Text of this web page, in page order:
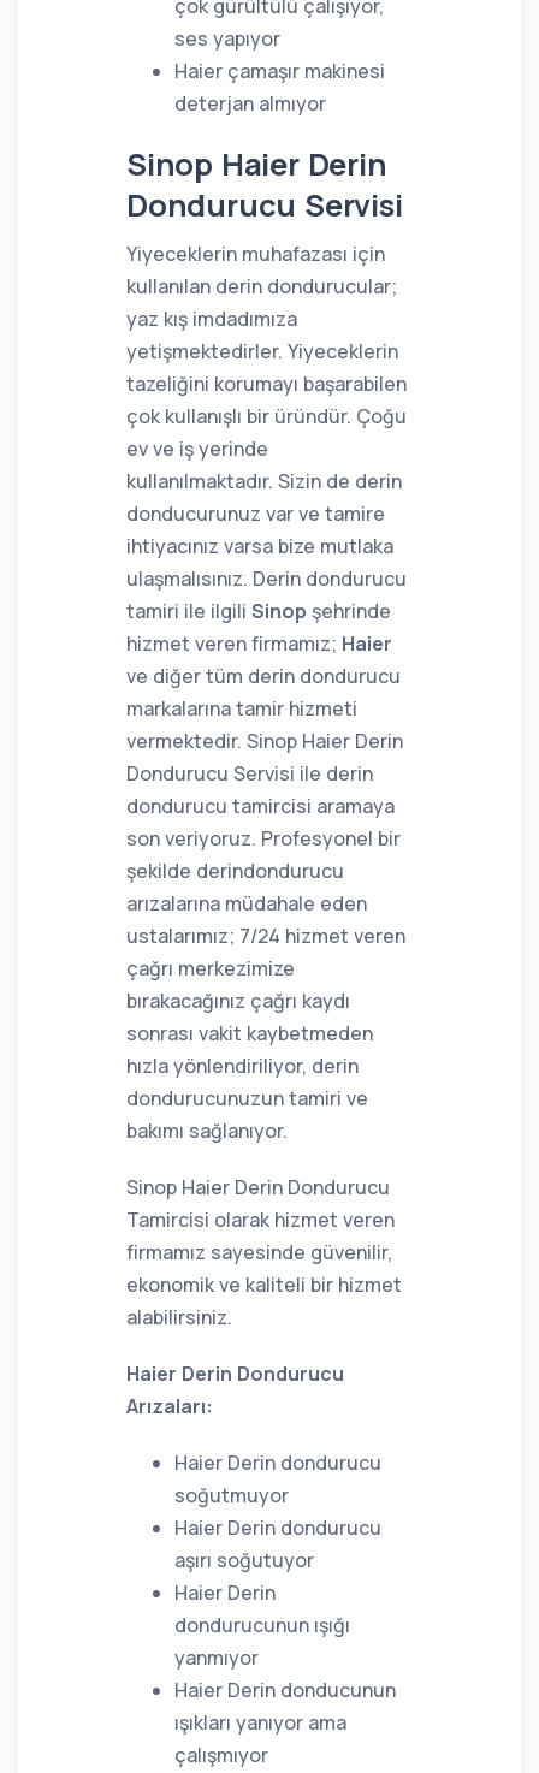
çok gürültülü çalışıyor,
ses yapıyor
Haier çamaşır makinesi
deterjan almıyor
Sinop Haier Derin
Dondurucu Servisi
Yiyeceklerin muhafazası için
kullanılan derin dondurucular;
yaz kış imdadımıza
yetişmektedirler. Yiyeceklerin
tazeliğini korumayı başarabilen
çok kullanışlı bir üründür. Çoğu
ev ve iş yerinde
kullanılmaktadır. Sizin de derin
donducurunuz var ve tamire
ihtiyacınız varsa bize mutlaka
ulaşmalısınız. Derin dondurucu
tamiri ile ilgili Sinop şehrinde
hizmet veren firmamız; Haier
ve diğer tüm derin dondurucu
markalarına tamir hizmeti
vermektedir. Sinop Haier Derin
Dondurucu Servisi ile derin
dondurucu tamircisi aramaya
son veriyoruz. Profesyonel bir
şekilde derindondurucu
arızalarına müdahale eden
ustalarımız; 7/24 hizmet veren
çağrı merkezimize
bırakacağınız çağrı kaydı
sonrası vakit kaybetmeden
hızla yönlendiriliyor, derin
dondurucunuzun tamiri ve
bakımı sağlanıyor.
Sinop Haier Derin Dondurucu
Tamircisi olarak hizmet veren
firmamız sayesinde güvenilir,
ekonomik ve kaliteli bir hizmet
alabilirsiniz.
Haier Derin Dondurucu
Arızaları:
Haier Derin dondurucu
soğutmuyor
Haier Derin dondurucu
aşırı soğutuyor
Haier Derin
dondurucunun ışığı
yanmıyor
Haier Derin donducunun
ışıkları yanıyor ama
çalışmıyor